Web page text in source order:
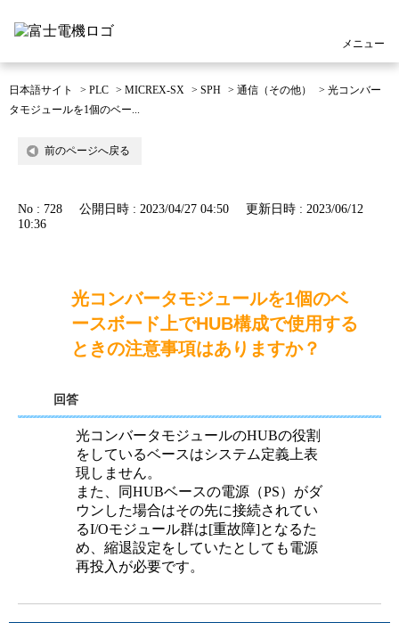
メニュー
日本語サイト > PLC > MICREX-SX > SPH > 通信（その他） > 光コンバー
タモジュールを1個のベー...
前のページへ戻る
No : 728 公開日時 : 2023/04/27 04:50
更新日時 : 2023/06/12
10:36
光コンバータモジュールを1個のベ
ースボード上でHUB構成で使用する
ときの注意事項はありますか？
回答
光コンバータモジュールのHUBの役割
をしているベースはシステム定義上表
現しません。
また、同HUBベースの電源（PS）がダ
ウンした場合はその先に接続されてい
るI/Oモジュール群は[重故障]となるた
め、縮退設定をしていたとしても電源
再投入が必要です。